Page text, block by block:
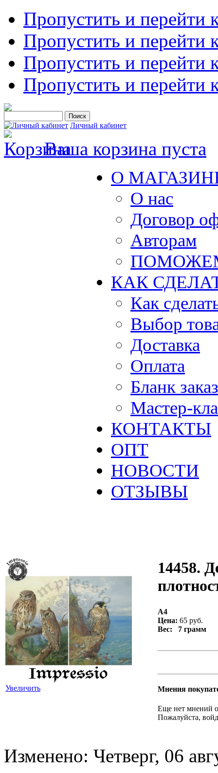
Пропустить и перейти
Пропустить и перейти
Пропустить и перейти
Пропустить и перейти
Личный кабинет
Ваша корзина пуста
О
О нас
Договор
Авторам
КАК
Как
Выбор
Доставка
Оплата
Бланк
Мастер-
КОНТАКТЫ
ОПТ
НОВОСТИ
ОТЗЫВЫ
Увеличить
14458.
А4
Цена: 65 руб.
Вес: 7 грамм
Мнения
Еще нет мнений
Пожалуйста,
Изменено: Четверг, 06